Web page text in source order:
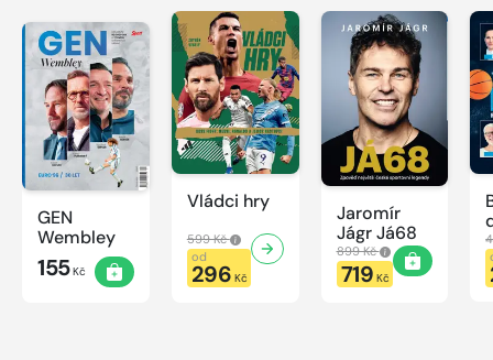
GEN
Wembley
155Kč
Vládci hry
599 Kč
od
296 Kč
Jaromír
Jágr Já68
899 Kč
719 Kč